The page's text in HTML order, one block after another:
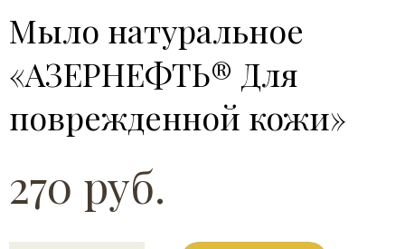
Мыло натуральное
«АЗЕРНЕФТЬ® Для
поврежденной кожи»
270 руб.